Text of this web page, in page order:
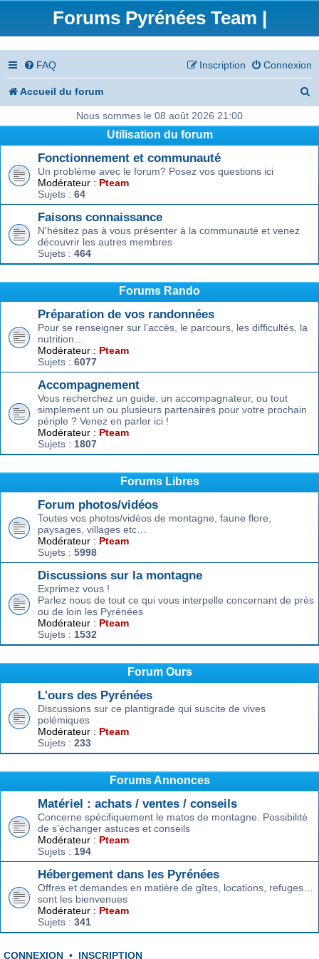
Forums Pyrénées Team |
FAQ Connexion
Inscription
Accueil du forum
e
Nous sommes le 08 août 2026 21:00
Utilisation du forum
Fonctionnement et communauté
Un problème avec le forum? Posez vos questions ici
Modérateur : Pteam
Sujets : 64
Faisons connaissance
N'hésitez pas à vous présenter à la communauté et venez
découvrir les autres membres
Sujets : 464
Forums Rando
Préparation de vos randonnées
Pour se renseigner sur l’accès, le parcours, les difficultés, la
nutrition…
Modérateur : Pteam
Sujets : 6077
Accompagnement
Vous recherchez un guide, un accompagnateur, ou tout
simplement un ou plusieurs partenaires pour votre prochain
périple ? Venez en parler ici !
Modérateur : Pteam
Sujets : 1807
Forums Libres
Forum photos/vidéos
Toutes vos photos/vidéos de montagne, faune flore,
paysages, villages etc…
Modérateur : Pteam
Sujets : 5998
Discussions sur la montagne
Exprimez vous !
Parlez nous de tout ce qui vous interpelle concernant de près
ou de loin les Pyrénées
Modérateur : Pteam
Sujets : 1532
Forum Ours
L'ours des Pyrénées
Discussions sur ce plantigrade qui suscite de vives
polémiques
Modérateur : Pteam
Sujets : 233
Forums Annonces
Matériel : achats / ventes / conseils
Concerne spécifiquement le matos de montagne. Possibilité
de s’échanger astuces et conseils
Modérateur : Pteam
Sujets : 194
Hébergement dans les Pyrénées
Offres et demandes en matière de gîtes, locations, refuges…
sont les bienvenues
Modérateur : Pteam
Sujets : 341
CONNEXION • INSCRIPTION